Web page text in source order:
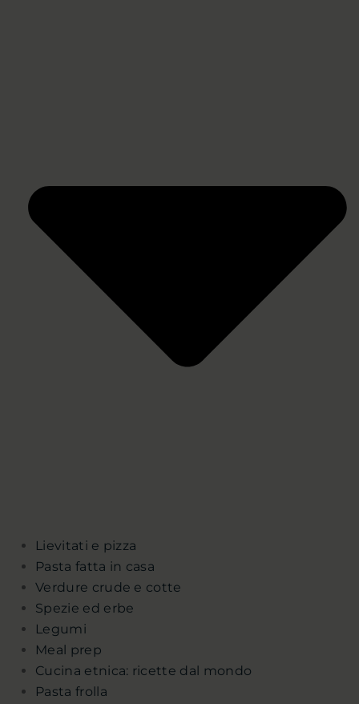
Lievitati e pizza
Pasta fatta in casa
Verdure crude e cotte
Spezie ed erbe
Legumi
Meal prep
Cucina etnica: ricette dal mondo
Pasta frolla